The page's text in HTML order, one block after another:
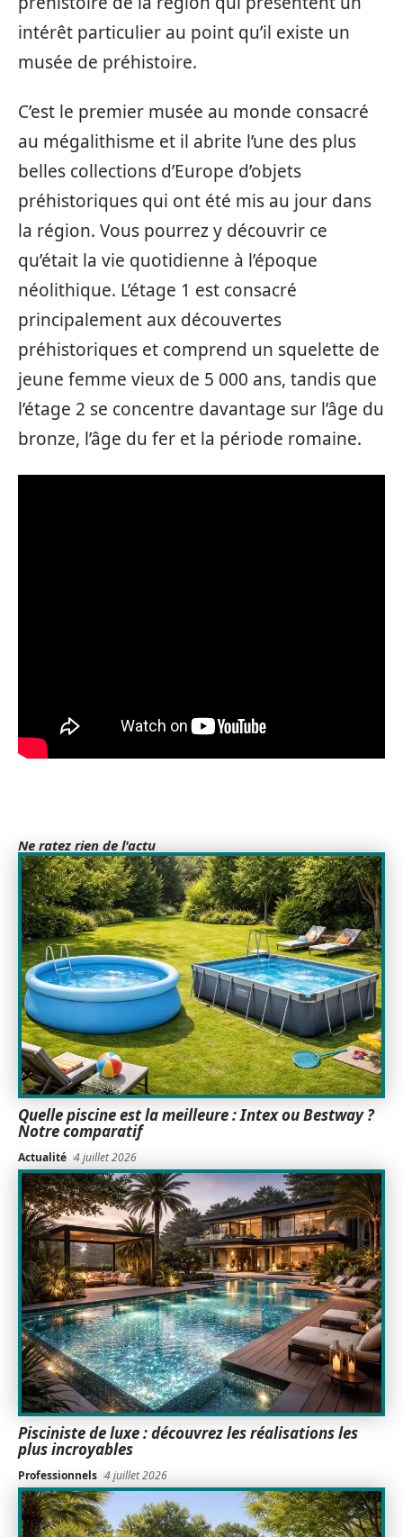
intérêt particulier au point qu’il existe un
musée de préhistoire.
C’est le premier musée au monde consacré
au mégalithisme et il abrite l’une des plus
belles collections d’Europe d’objets
préhistoriques qui ont été mis au jour dans
la région. Vous pourrez y découvrir ce
qu’était la vie quotidienne à l’époque
néolithique. L’étage 1 est consacré
principalement aux découvertes
préhistoriques et comprend un squelette de
jeune femme vieux de 5 000 ans, tandis que
l’étage 2 se concentre davantage sur l’âge du
bronze, l’âge du fer et la période romaine.
Ne ratez rien de l'actu
Quelle piscine est la meilleure : Intex ou Bestway ?
Notre comparatif
Actualité 4 juillet 2026
Pisciniste de luxe : découvrez les réalisations les
plus incroyables
Professionnels 4 juillet 2026